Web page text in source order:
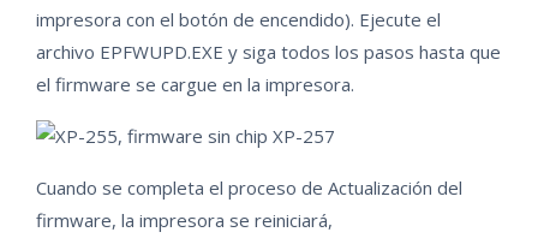
impresora con el botón de encendido). Ejecute el
archivo EPFWUPD.EXE y siga todos los pasos hasta que
el firmware se cargue en la impresora.
Cuando se completa el proceso de Actualización del
firmware, la impresora se reiniciará,